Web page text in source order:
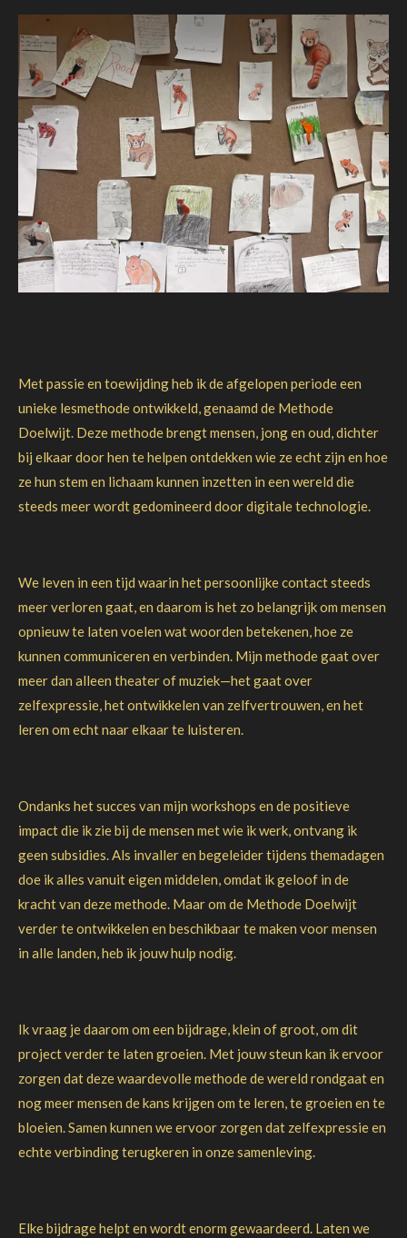
Met passie en toewijding heb ik de afgelopen periode een
unieke lesmethode ontwikkeld, genaamd de Methode
Doelwijt. Deze methode brengt mensen, jong en oud, dichter
bij elkaar door hen te helpen ontdekken wie ze echt zijn en hoe
ze hun stem en lichaam kunnen inzetten in een wereld die
steeds meer wordt gedomineerd door digitale technologie.
We leven in een tijd waarin het persoonlijke contact steeds
meer verloren gaat, en daarom is het zo belangrijk om mensen
opnieuw te laten voelen wat woorden betekenen, hoe ze
kunnen communiceren en verbinden. Mijn methode gaat over
meer dan alleen theater of muziek—het gaat over
zelfexpressie, het ontwikkelen van zelfvertrouwen, en het
leren om echt naar elkaar te luisteren.
Ondanks het succes van mijn workshops en de positieve
impact die ik zie bij de mensen met wie ik werk, ontvang ik
geen subsidies. Als invaller en begeleider tijdens themadagen
doe ik alles vanuit eigen middelen, omdat ik geloof in de
kracht van deze methode. Maar om de Methode Doelwijt
verder te ontwikkelen en beschikbaar te maken voor mensen
in alle landen, heb ik jouw hulp nodig.
Ik vraag je daarom om een bijdrage, klein of groot, om dit
project verder te laten groeien. Met jouw steun kan ik ervoor
zorgen dat deze waardevolle methode de wereld rondgaat en
nog meer mensen de kans krijgen om te leren, te groeien en te
bloeien. Samen kunnen we ervoor zorgen dat zelfexpressie en
echte verbinding terugkeren in onze samenleving.
Elke bijdrage helpt en wordt enorm gewaardeerd. Laten we